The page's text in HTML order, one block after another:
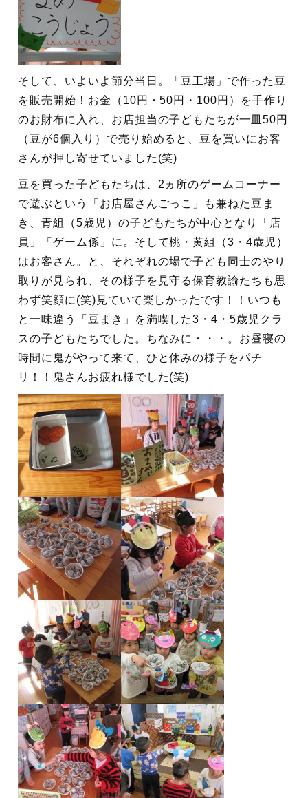
そして、いよいよ節分当日。「豆工場」で作った豆
を販売開始！お金（10円・50円・100円）を手作り
のお財布に入れ、お店担当の子どもたちが一皿50円
（豆が6個入り）で売り始めると、豆を買いにお客
さんが押し寄せていました(笑)
豆を買った子どもたちは、2ヵ所のゲームコーナー
で遊ぶという「お店屋さんごっこ」も兼ねた豆ま
き、青組（5歳児）の子どもたちが中心となり「店
員」「ゲーム係」に。そして桃・黄組（3・4歳児）
はお客さん。と、それぞれの場で子ども同士のやり
取りが見られ、その様子を見守る保育教諭たちも思
わず笑顔に(笑)見ていて楽しかったです！！いつも
と一味違う「豆まき」を満喫した3・4・5歳児クラ
スの子どもたちでした。ちなみに・・・。お昼寝の
時間に鬼がやって来て、ひと休みの様子をパチ
リ！！鬼さんお疲れ様でした(笑)